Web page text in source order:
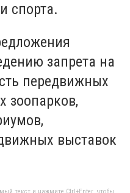
спорта.
запрета на
передвижных
зоопарков,
выставок